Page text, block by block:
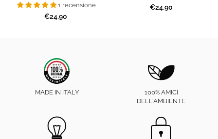
1 recensione
Prezzo
€24,90
Prezzo
€24,90
MADE IN ITALY
100% AMICI
DELL'AMBIENTE